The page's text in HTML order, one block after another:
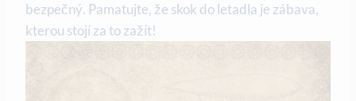
bezpečný. Pamatujte, že skok do letadla je zábava,
kterou stojí za to zažít!